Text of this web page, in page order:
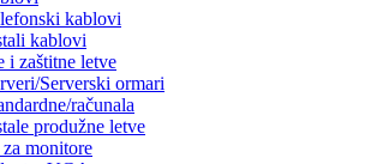
kablovi
kablovi
i zaštitne letve
Serverski ormari
računala
produžne letve
monitore